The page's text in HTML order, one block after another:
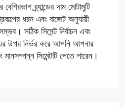
ব্র্যান্ডের দাম মোটামুটি
ধরন এবং বাজেট অনুযায়ী
সঠিক সিমেন্ট নির্বাচন এবং
উপর নির্ভর করে আপনি আপনার
সিমেন্টটি পেতে পারেন।